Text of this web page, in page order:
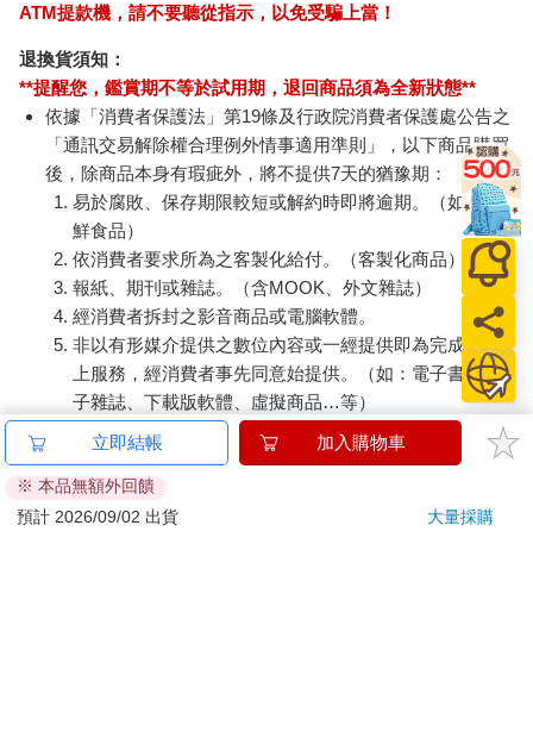
ATM提款機，請不要聽從指示，以免受騙上當！
退換貨須知：
**提醒您，鑑賞期不等於試用期，退回商品須為全新狀態**
依據「消費者保護法」第19條及行政院消費者保護處公告之
「通訊交易解除權合理例外情事適用準則」，以下商品購買
後，除商品本身有瑕疵外，將不提供7天的猶豫期：
易於腐敗、保存期限較短或解約時即將逾期。（如：生
鮮食品）
依消費者要求所為之客製化給付。（客製化商品）
報紙、期刊或雜誌。（含MOOK、外文雜誌）
經消費者拆封之影音商品或電腦軟體。
非以有形媒介提供之數位內容或一經提供即為完成之線
上服務，經消費者事先同意始提供。（如：電子書、電
子雜誌、下載版軟體、虛擬商品…等）
已拆封之個人衛生用品。（如：內衣褲、刮鬍刀、除毛
若非上列種類商品，均享有到貨7天的猶豫期（含例假
日）。
立即結帳 加入購物車
※ 本品無額外回饋
預計 2026/09/02 出貨
大量採購